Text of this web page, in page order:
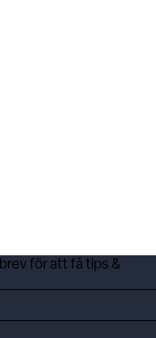
för att få tips &